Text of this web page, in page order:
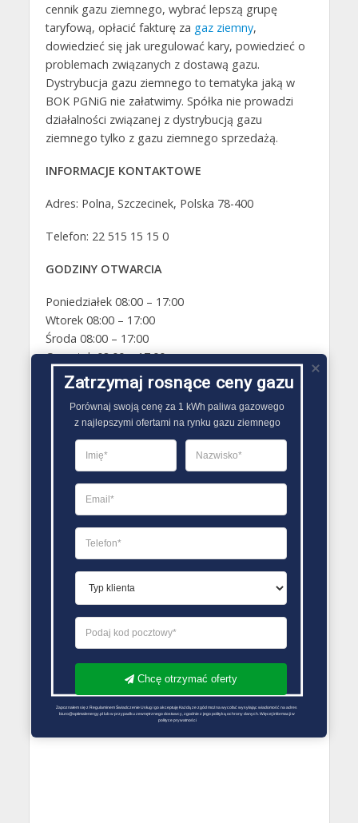
cennik gazu ziemnego, wybrać lepszą grupę
taryfową, opłacić fakturę za gaz ziemny,
dowiedzieć się jak uregulować kary, powiedzieć o
problemach związanych z dostawą gazu.
Dystrybucja gazu ziemnego to tematyka jaką w
BOK PGNiG nie załatwimy. Spółka nie prowadzi
działalności związanej z dystrybucją gazu
ziemnego tylko z gazu ziemnego sprzedażą.
INFORMACJE KONTAKTOWE
Adres: Polna, Szczecinek, Polska 78-400
Telefon: 22 515 15 15 0
GODZINY OTWARCIA
Poniedziałek 08:00 – 17:00
Wtorek 08:00 – 17:00
Środa 08:00 – 17:00
Czwartek 08:00 – 17:00
Piątek 08:00 – 17:00
Sobota Zamknięte
Niedziela Zamknięte
PORÓWNYWARKA OFERT GAZU
Zatrzymaj rosnące ceny gazu
Porównaj swoją cenę za 1 kWh paliwa gazowego
z najlepszymi ofertami na rynku gazu ziemnego
Chcę otrzymać oferty
Zapoznałem się z Regulaminem Świadczenie Usług i go akceptuję Każdą ze zgód można wycofać wysyłając wiadomość na adres
biuro@optimalenergy.pl lub w przypadku zewnętrznego dostawcy, zgodnie z jego polityką ochrony danych. Więcej informacji w
polityce prywatności